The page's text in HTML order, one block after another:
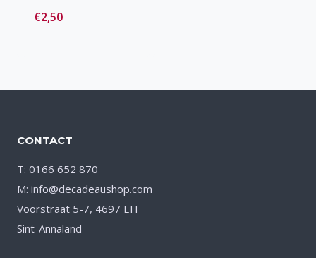
€2,50
CONTACT
T: 0166 652 870
M: info@decadeaushop.com
Voorstraat 5-7, 4697 EH
Sint-Annaland